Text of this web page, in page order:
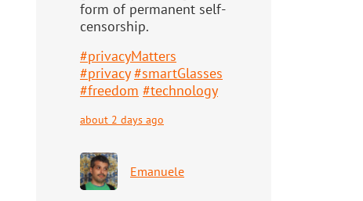
form of permanent self-
censorship.
#privacyMatters
#privacy #smartGlasses
#freedom #technology
about 2 days ago
Emanuele